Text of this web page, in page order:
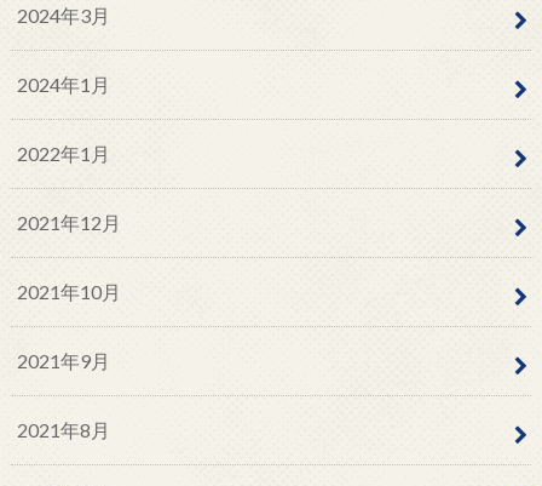
2024年3月
2024年1月
2022年1月
2021年12月
2021年10月
2021年9月
2021年8月